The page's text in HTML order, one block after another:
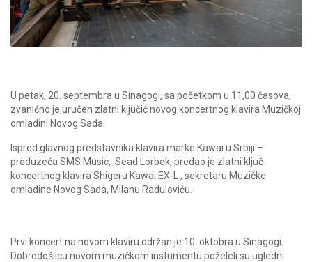
U petak, 20. septembra u Sinagogi, sa početkom u 11,00 časova,
zvanično je uručen zlatni ključić novog koncertnog klavira Muzičkoj
omladini Novog Sada.
Ispred glavnog predstavnika klavira marke Kawai u Srbiji –
preduzeća SMS Music, Sead Lorbek, predao je zlatni ključ
koncertnog klavira Shigeru Kawai EX-L , sekretaru Muzičke
omladine Novog Sada, Milanu Raduloviću.
Prvi koncert na novom klaviru održan je 10. oktobra u Sinagogi.
Dobrodošlicu novom muzičkom instumentu poželeli su ugledni